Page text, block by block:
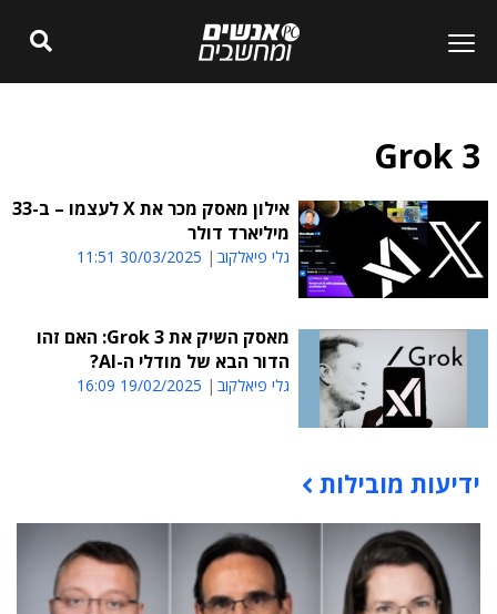
Grok 3
אילון מאסק מכר את X לעצמו – ב-33
מיליארד דולר
גלי פיאלקוב 30/03/2025 11:51
מאסק השיק את Grok 3: האם זהו
הדור הבא של מודלי ה-AI?
גלי פיאלקוב 19/02/2025 16:09
תוכן פרסומי
ידיעות מובילות